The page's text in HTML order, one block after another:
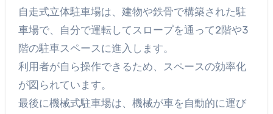
自走式立体駐車場は、建物や鉄骨で構築された駐
車場で、自分で運転してスロープを通って2階や3
階の駐車スペースに進入します。
利用者が自ら操作できるため、スペースの効率化
が図られています。
最後に機械式駐車場は、機械が車を自動的に運び